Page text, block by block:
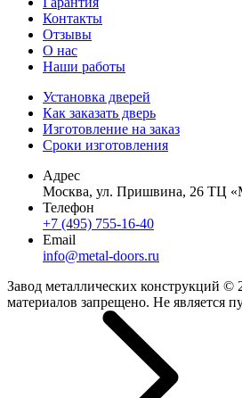
Контакты
Отзывы
О нас
Наши работы
Установка дверей
Как заказать дверь
Изготовление на заказ
Сроки изготовления
Адрес
Москва, ул. Пришвина, 26 ТЦ
Телефон
+7 (495) 755-16-40
Email
info@metal-doors.ru
Завод металлических конструкций ©
материалов запрещено. Не является